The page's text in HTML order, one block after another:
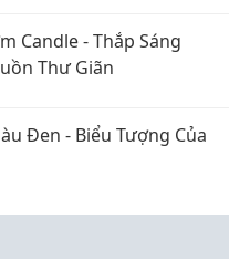
Candle - Thắp Sáng
Thư Giãn
Đen - Biểu Tượng Của